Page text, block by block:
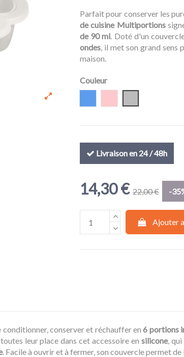
Parfait pour conserver les
de cuisine Multiportions
de 90 ml. Doté d'un
ondes, il met son grand sens
maison.
Couleur
Livraison en 24 / 48h
14,30 € 22,00 € -
Ajouter
conserver et réchauffer en 6 portions
leur place dans cet accessoire en silicone,
. Facile à ouvrir et à fermer, son couvercle permet de